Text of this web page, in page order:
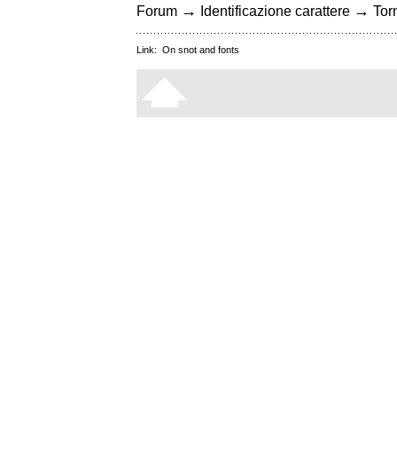
Forum → Identificazione carattere →
Link: On snot and fonts